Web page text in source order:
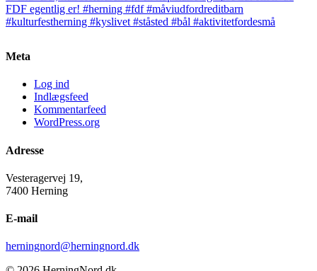
Meta
Log ind
Indlægsfeed
Kommentarfeed
WordPress.org
Adresse
Vesteragervej 19,
7400 Herning
E-mail
herningnord@herningnord.dk